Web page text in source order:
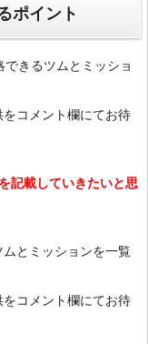
ポイント
きるツムとミッショ
コメント欄にてお待
記載していきたいと思
とミッションを一覧
コメント欄にてお待